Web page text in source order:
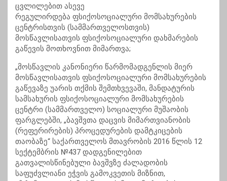
ცვლილებით ასევე
რეგულირდება ფსიქოსოციალური მომსახურების
ცენტრისთვის (სამმართველოსთვის)
მოსწავლისათვის ფსიქოსოციალური დახმარების
გაწევის მოთხოვნით მიმართვა;
„მოსწავლის კანონიერი წარმომადგენლის მიერ
მოსწავლისათვის ფსიქოსოციალური მომსახურების
გაწევაზე უარის თქმის შემთხვევაში, მანდატურის
სამსახურის ფსიქოსოციალური მომსახურების
ცენტრი (სამმართველო) სოციალური მუშაობის
ფარგლებში, „ბავშვთა დაცვის მიმართვიანობის
(რეფერირების) პროცედურების დამტკიცების
თაობაზე“ საქართველოს მთავრობის 2016 წლის 12
სექტემბრის №437 დადგენილებით
გათვალისწინებული ბავშვზე ძალადობის
საფუძვლიანი ეჭვის გამოკვეთის მიზნით,